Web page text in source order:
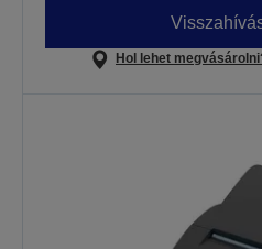
Hol lehet